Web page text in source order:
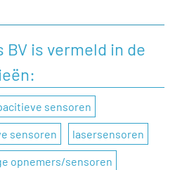
BV is vermeld in de
sensoren
sensoren lasersensoren
opnemers/sensoren